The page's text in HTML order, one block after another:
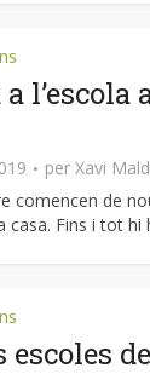
l’escola
per Xavi
comencen de
casa. Fins i tot hi